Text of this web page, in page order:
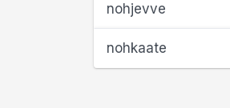
nohjevve
nohkaate